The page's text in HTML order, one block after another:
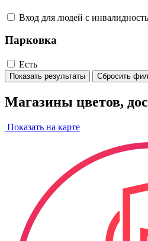
Вход для людей с
Парковка
Есть
Показать результаты Сбросить
Магазины цветов,
Показать на карте